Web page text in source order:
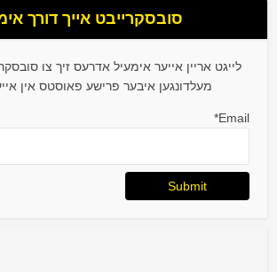
סובסקרייבט אייך דורך
לייגט אריין אייער אימעיל אדרעס זיך צו
מעלדונגען איבער פרישע פאוסטס אין
Email*